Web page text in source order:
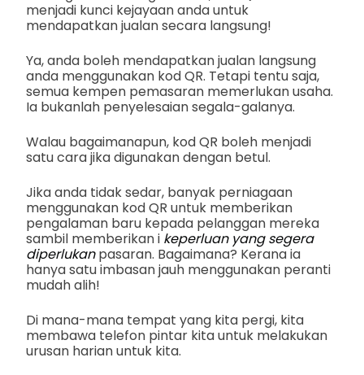
menjadi kunci kejayaan anda untuk
mendapatkan jualan secara langsung!
Ya, anda boleh mendapatkan jualan langsung
anda menggunakan kod QR. Tetapi tentu saja,
semua kempen pemasaran memerlukan usaha.
Ia bukanlah penyelesaian segala-galanya.
Walau bagaimanapun, kod QR boleh menjadi
satu cara jika digunakan dengan betul.
Jika anda tidak sedar, banyak perniagaan
menggunakan kod QR untuk memberikan
pengalaman baru kepada pelanggan mereka
sambil memberikan i keperluan yang segera
diperlukanpasaran. Bagaimana? Kerana ia
hanya satu imbasan jauh menggunakan peranti
mudah alih!
Di mana-mana tempat yang kita pergi, kita
membawa telefon pintar kita untuk melakukan
urusan harian untuk kita.